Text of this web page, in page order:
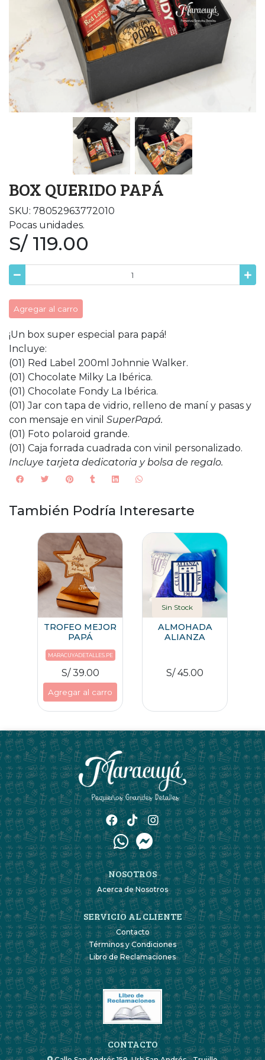
BOX QUERIDO PAPÁ
SKU: 78052963772010
Pocas unidades.
S/ 119.00
Agregar al carro
¡Un box super especial para papá!
Incluye:
(01) Red Label 200ml Johnnie Walker.
(01) Chocolate Milky La Ibérica.
(01) Chocolate Fondy La Ibérica.
(01) Jar con tapa de vidrio, relleno de maní y pasas y
con mensaje en vinil SuperPapá.
(01) Foto polaroid grande.
(01) Caja forrada cuadrada con vinil personalizado.
Incluye tarjeta dedicatoria y bolsa de regalo.
También Podría Interesarte
TROFEO MEJOR
PAPÁ
MARACUYADETALLES.PE
S/ 39.00
Agregar al carro
Sin Stock
ALMOHADA
ALIANZA
S/ 45.00
NOSOTROS
Acerca de Nosotros
SERVICIO AL CLIENTE
Contacto
Términos y Condiciones
Libro de Reclamaciones
CONTACTO